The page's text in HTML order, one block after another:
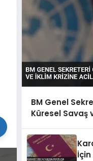
BM Genel
Küresel Savaş
İçin